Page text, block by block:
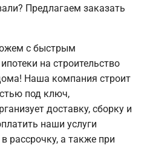
Предлагаем заказать
с быстрым
на строительство
Наша компания строит
под ключ,
доставку, сборку и
наши услуги
рассрочку, а также при